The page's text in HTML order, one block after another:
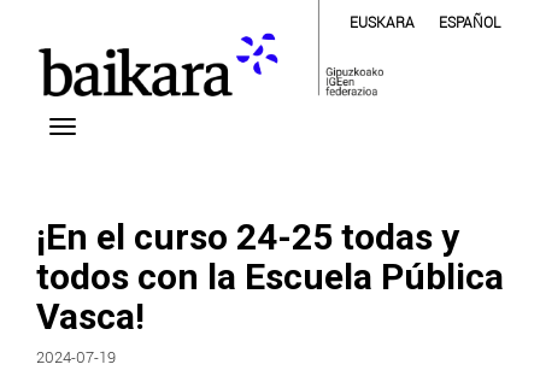
EUSKARA ESPAÑOL
¡En el curso 24-25 todas y
todos con la Escuela Pública
Vasca!
2024-07-19